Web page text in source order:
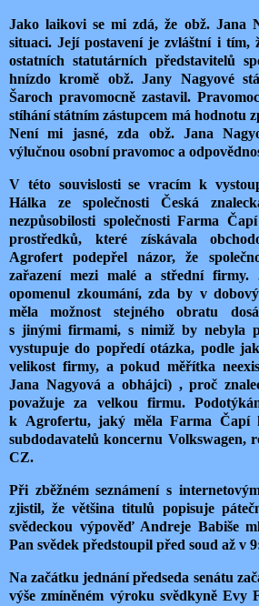
Jako laikovi se mi zdá, že obž. Jana
situaci. Její postavení je zvláštní i tím,
ostatních statutárních představitelů
hnízdo kromě obž. Jany Nagyové
Šaroch pravomocně zastavil.
stíhání státním zástupcem má hodnotu
Není mi jasné, zda obž. Jana
výlučnou osobní pravomoc a
V této souvislosti se vracím k
Hálka ze společnosti Česká
nezpůsobilosti společnosti Farma
prostředků, které získávala
Agrofert podepřel názor, že
zařazení mezi malé a střední firmy.
opomenul zkoumání, zda by v
měla možnost stejného obratu
s jinými firmami, s nimiž by nebyla
vystupuje do popředí otázka, podle
velikost firmy, a pokud měřítka
Jana Nagyová a obhájci) , proč
považuje za velkou firmu.
k Agrofertu, jaký měla Farma Čapí
subdodavatelů koncernu Volkswagen,
CZ.
Při zběžném seznámení s
zjistil, že většina titulů popisuje
svědeckou výpověď Andreje Babiše
Pan svědek předstoupil před soud až v
Na začátku jednání předseda senátu
výše zmíněném výroku svědkyně Evy